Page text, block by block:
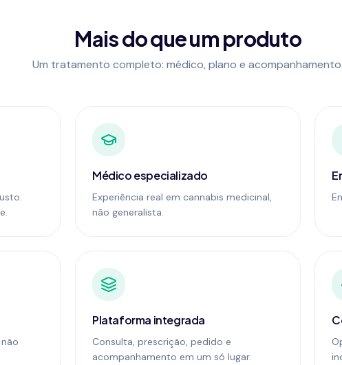
Mais do que um produto
Um tratamento completo: médico, plano e
Médico especializado
Experiência real em cannabis medicinal,
não generalista.
Plataforma integrada
Consulta, prescrição, pedido e
acompanhamento em um só lugar.